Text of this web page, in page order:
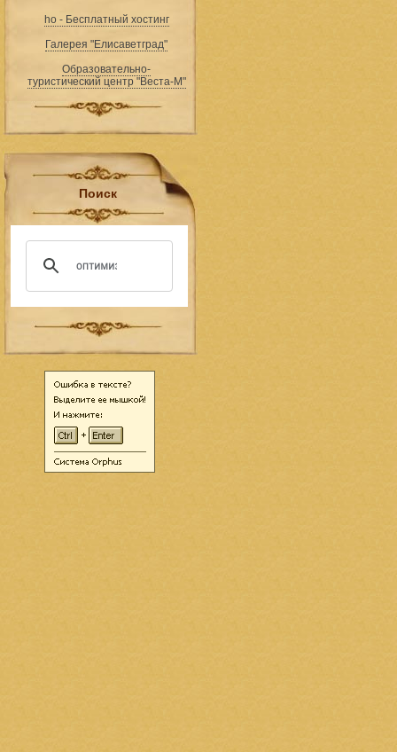
ho - Бесплатный хостинг
Галерея "Елисаветград"
Образовательно-
туристический центр "Веста-М"
Поиск